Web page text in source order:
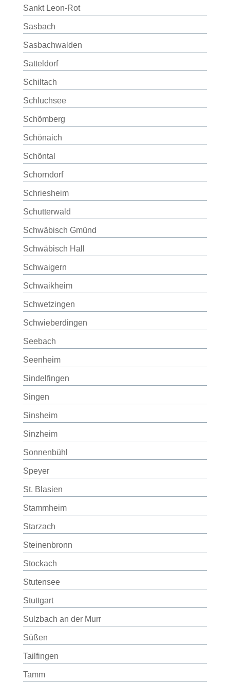
Sankt Leon-Rot
Sasbach
Sasbachwalden
Satteldorf
Schiltach
Schluchsee
Schömberg
Schönaich
Schöntal
Schorndorf
Schriesheim
Schutterwald
Schwäbisch Gmünd
Schwäbisch Hall
Schwaigern
Schwaikheim
Schwetzingen
Schwieberdingen
Seebach
Seenheim
Sindelfingen
Singen
Sinsheim
Sinzheim
Sonnenbühl
Speyer
St. Blasien
Stammheim
Starzach
Steinenbronn
Stockach
Stutensee
Stuttgart
Sulzbach an der Murr
Süßen
Tailfingen
Tamm